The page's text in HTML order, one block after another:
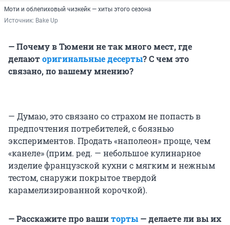
Моти и облепиховый чизкейк — хиты этого сезона
Источник: Bake Up
— Почему в Тюмени не так много мест, где
делаюторигинальные десерты? С чем это
связано, по вашему мнению?
— Думаю, это связано со страхом не попасть в
предпочтения потребителей, с боязнью
экспериментов. Продать «наполеон» проще, чем
«канеле» (прим. ред. — небольшое кулинарное
изделие французской кухни с мягким и нежным
тестом, снаружи покрытое твердой
карамелизированной корочкой).
— Расскажите про вашиторты — делаете ли вы их